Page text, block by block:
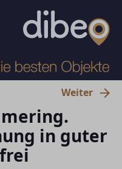
Weiter
in guter